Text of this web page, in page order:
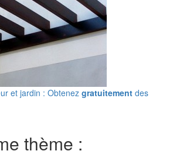
et jardin : Obtenez gratuitement des
thème :